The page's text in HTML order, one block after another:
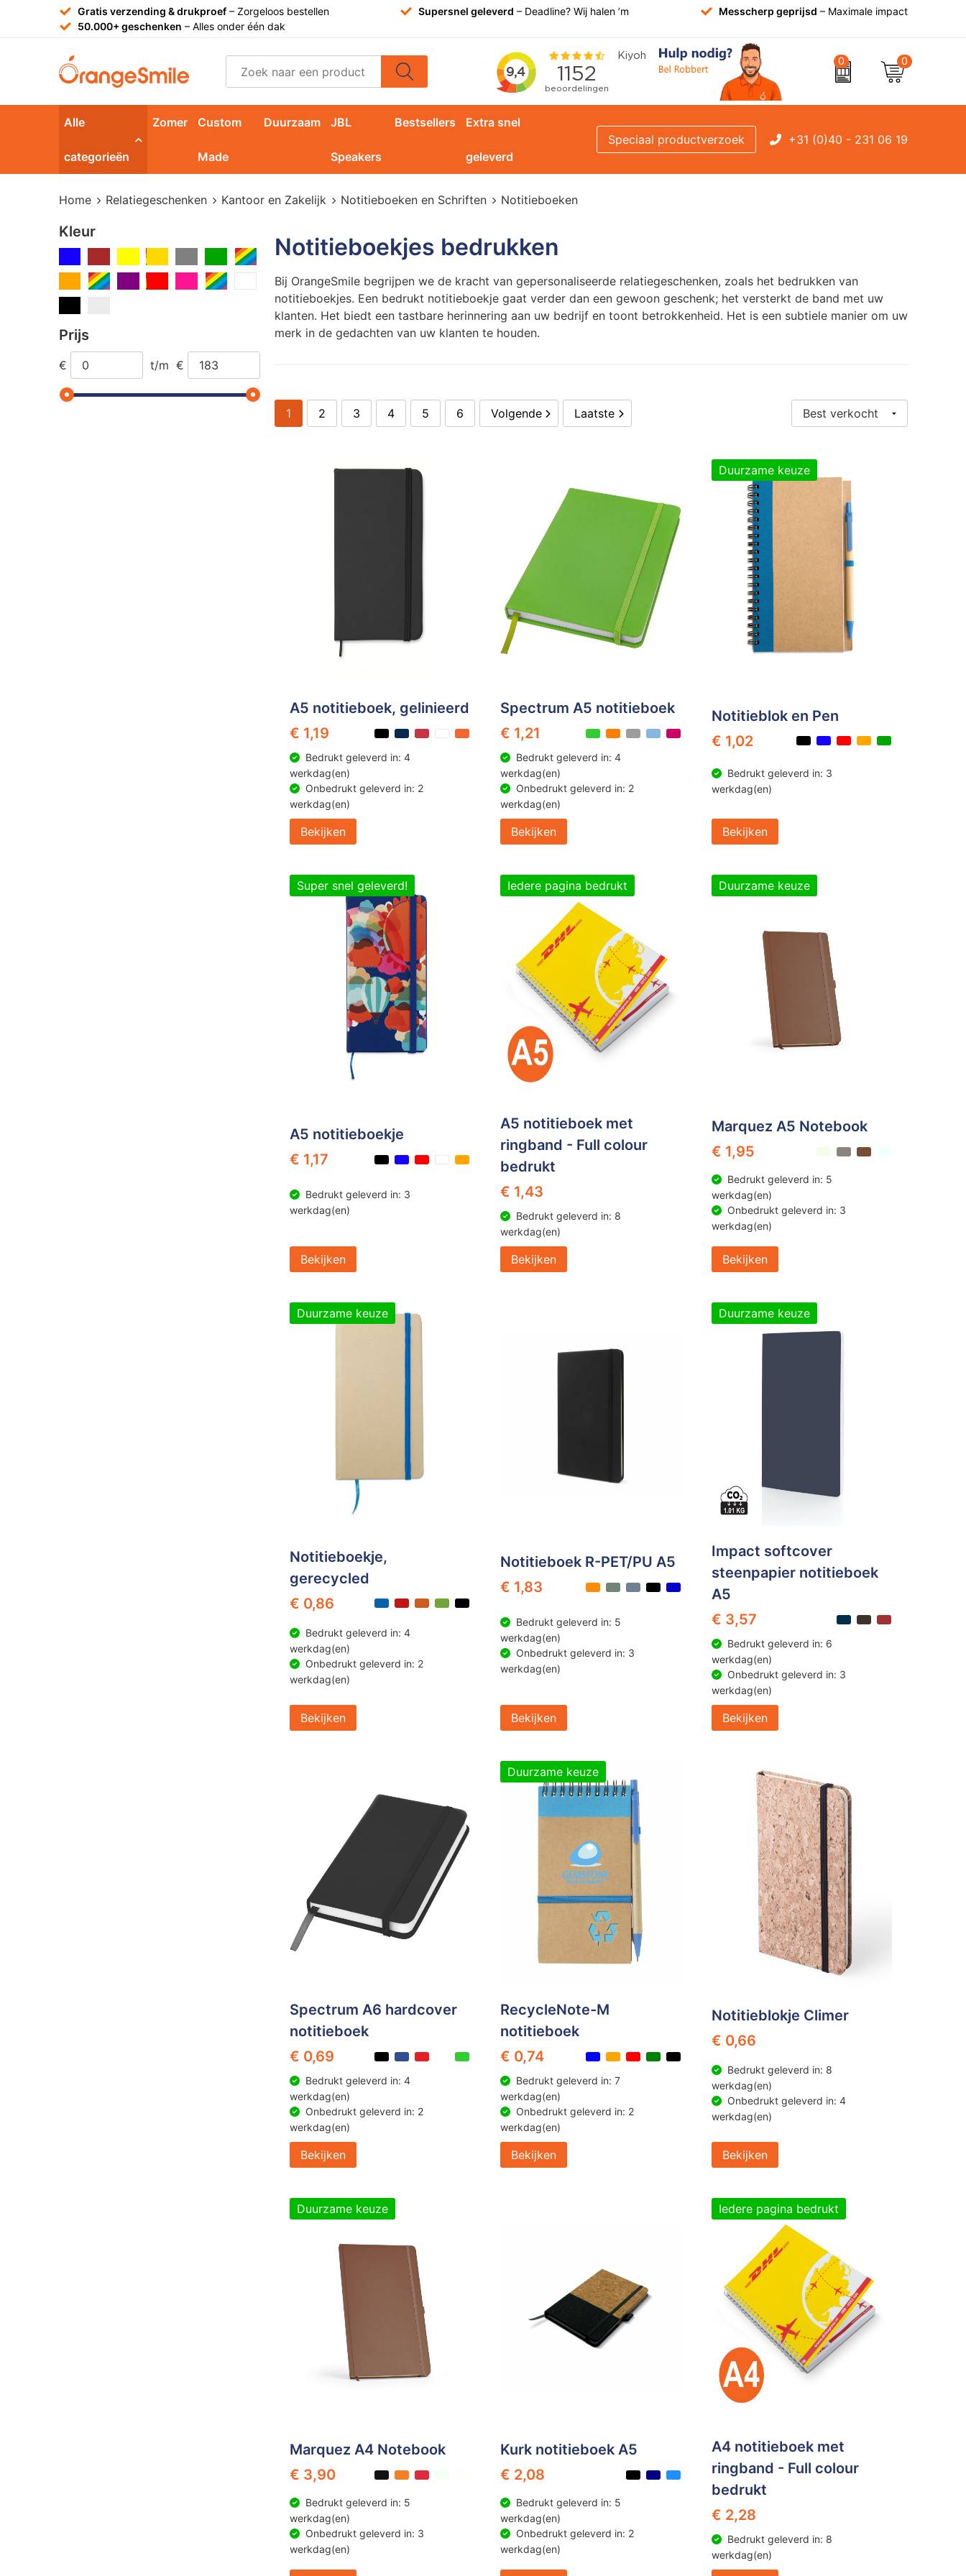
Gratis verzending & drukproef– Zorgeloos bestellen Supersnel geleverd – Deadline? Wij halen ’m Messcherp geprijsd – Maximale impact
50.000+ geschenken – Alles onder één dak
0 0
Alle
categorieën
Zomer Custom
Made
Duurzaam JBL
Speakers
Bestsellers Extra snel
geleverd
Speciaal productverzoek +31 (0)40 - 231 06 19
Home Relatiegeschenken Kantoor en Zakelijk Notitieboeken en Schriften Notitieboeken
Kleur
Prijs
€ t/m €
Notitieboekjes bedrukken
Bij OrangeSmile begrijpen we de kracht van gepersonaliseerde relatiegeschenken, zoals het bedrukken van
notitieboekjes. Een bedrukt notitieboekje gaat verder dan een gewoon geschenk; het versterkt de band met uw
klanten. Het biedt een tastbare herinnering aan uw bedrijf en toont betrokkenheid. Het is een subtiele manier om uw
merk in de gedachten van uw klanten te houden.
1 2 3 4 5 6 Volgende Laatste
A5 notitieboek, gelinieerd
€ 1,19
Bedrukt geleverd in: 4
werkdag(en)
Onbedrukt geleverd in: 2
werkdag(en)
Bekijken
Spectrum A5 notitieboek
€ 1,21
Bedrukt geleverd in: 4
werkdag(en)
Onbedrukt geleverd in: 2
werkdag(en)
Bekijken
Duurzame keuze
Notitieblok en Pen
€ 1,02
Bedrukt geleverd in: 3
werkdag(en)
Bekijken
Super snel geleverd!
A5 notitieboekje
€ 1,17
Bedrukt geleverd in: 3
werkdag(en)
Bekijken
Iedere pagina bedrukt
A5 notitieboek met
ringband - Full colour
bedrukt
€ 1,43
Bedrukt geleverd in: 8
werkdag(en)
Bekijken
Duurzame keuze
Marquez A5 Notebook
€ 1,95
Bedrukt geleverd in: 5
werkdag(en)
Onbedrukt geleverd in: 3
werkdag(en)
Bekijken
Duurzame keuze
Notitieboekje,
gerecycled
€ 0,86
Bedrukt geleverd in: 4
werkdag(en)
Onbedrukt geleverd in: 2
werkdag(en)
Bekijken
Notitieboek R-PET/PU A5
€ 1,83
Bedrukt geleverd in: 5
werkdag(en)
Onbedrukt geleverd in: 3
werkdag(en)
Bekijken
Duurzame keuze
Impact softcover
steenpapier notitieboek
A5
€ 3,57
Bedrukt geleverd in: 6
werkdag(en)
Onbedrukt geleverd in: 3
werkdag(en)
Bekijken
Spectrum A6 hardcover
notitieboek
€ 0,69
Bedrukt geleverd in: 4
werkdag(en)
Onbedrukt geleverd in: 2
werkdag(en)
Bekijken
Duurzame keuze
RecycleNote-M
notitieboek
€ 0,74
Bedrukt geleverd in: 7
werkdag(en)
Onbedrukt geleverd in: 2
werkdag(en)
Bekijken
Notitieblokje Climer
€ 0,66
Bedrukt geleverd in: 8
werkdag(en)
Onbedrukt geleverd in: 4
werkdag(en)
Bekijken
Duurzame keuze
Marquez A4 Notebook
€ 3,90
Bedrukt geleverd in: 5
werkdag(en)
Onbedrukt geleverd in: 3
werkdag(en)
Kurk notitieboek A5
€ 2,08
Bedrukt geleverd in: 5
werkdag(en)
Onbedrukt geleverd in: 2
werkdag(en)
Iedere pagina bedrukt
A4 notitieboek met
ringband - Full colour
bedrukt
€ 2,28
Bedrukt geleverd in: 8
werkdag(en)